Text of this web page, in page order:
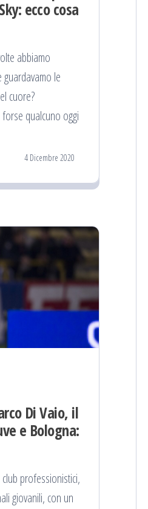
ecco cosa
abbiamo
le
cuore?
qualcuno oggi
4 Dicembre 2020
Di Vaio, il
e Bologna:
professionistici,
giovanili, con un